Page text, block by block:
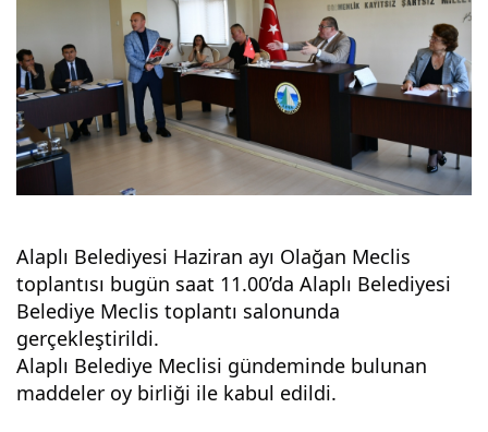
Alaplı Belediyesi Haziran ayı Olağan Meclis
toplantısı bugün saat 11.00’da Alaplı Belediyesi
Belediye Meclis toplantı salonunda
gerçekleştirildi.
Alaplı Belediye Meclisi gündeminde bulunan
maddeler oy birliği ile kabul edildi.